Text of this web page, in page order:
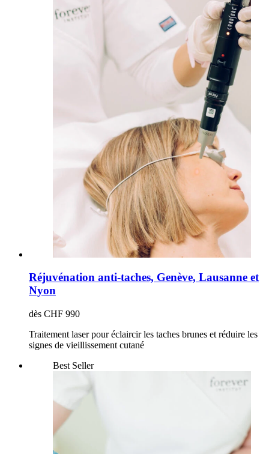
Réjuvénation anti-taches, Genève, Lausanne et
Nyon
dès CHF 990
Traitement laser pour éclaircir les taches brunes et réduire les
signes de vieillissement cutané
Best Seller